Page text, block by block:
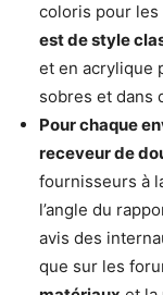
coloris pour les
est de style
et en acrylique
sobres et dans
Pour chaque
receveur de
fournisseurs à
l’angle du
avis des
que sur les